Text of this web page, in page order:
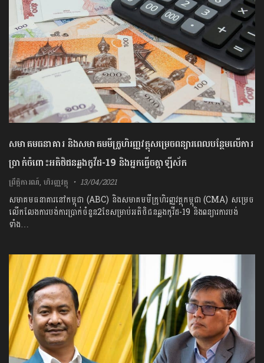
សមាគមធនាគារ និងសមាគមមីក្រូហិរញ្ញវត្ថុសម្រេចពន្យារពេលបន្ថែមលើការ
ប្រាក់ចំពោះអតិថិជនឆ្លងកូវីដ-19 និងអ្នកធ្វើចត្តាឡីស័ក
ព្រឹត្តិការណ៍,ហិរញ្ញវត្ថុ 13/04/2021
សមាគមធនាគារនៅកម្ពុជា (ABC) និងសមាគមមីក្រូហិរញ្ញវត្ថុកម្ពុជា (CMA) សម្រេច
លើកលែងការបង់ការប្រាក់ចំនួន2ខែសម្រាប់អតិថិជនឆ្លងកូវីដ-19 និងពន្យារការបង់
ទាំង…